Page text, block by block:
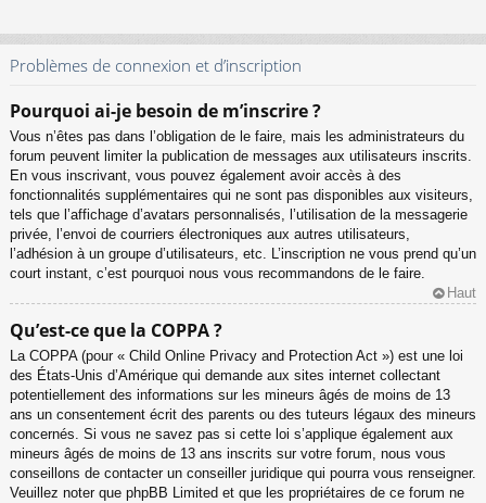
Problèmes de connexion et d’inscription
Pourquoi ai-je besoin de m’inscrire ?
Vous n’êtes pas dans l’obligation de le faire, mais les administrateurs du
forum peuvent limiter la publication de messages aux utilisateurs inscrits.
En vous inscrivant, vous pouvez également avoir accès à des
fonctionnalités supplémentaires qui ne sont pas disponibles aux visiteurs,
tels que l’affichage d’avatars personnalisés, l’utilisation de la messagerie
privée, l’envoi de courriers électroniques aux autres utilisateurs,
l’adhésion à un groupe d’utilisateurs, etc. L’inscription ne vous prend qu’un
court instant, c’est pourquoi nous vous recommandons de le faire.
Haut
Qu’est-ce que la COPPA ?
La COPPA (pour « Child Online Privacy and Protection Act ») est une loi
des États-Unis d’Amérique qui demande aux sites internet collectant
potentiellement des informations sur les mineurs âgés de moins de 13
ans un consentement écrit des parents ou des tuteurs légaux des mineurs
concernés. Si vous ne savez pas si cette loi s’applique également aux
mineurs âgés de moins de 13 ans inscrits sur votre forum, nous vous
conseillons de contacter un conseiller juridique qui pourra vous renseigner.
Veuillez noter que phpBB Limited et que les propriétaires de ce forum ne